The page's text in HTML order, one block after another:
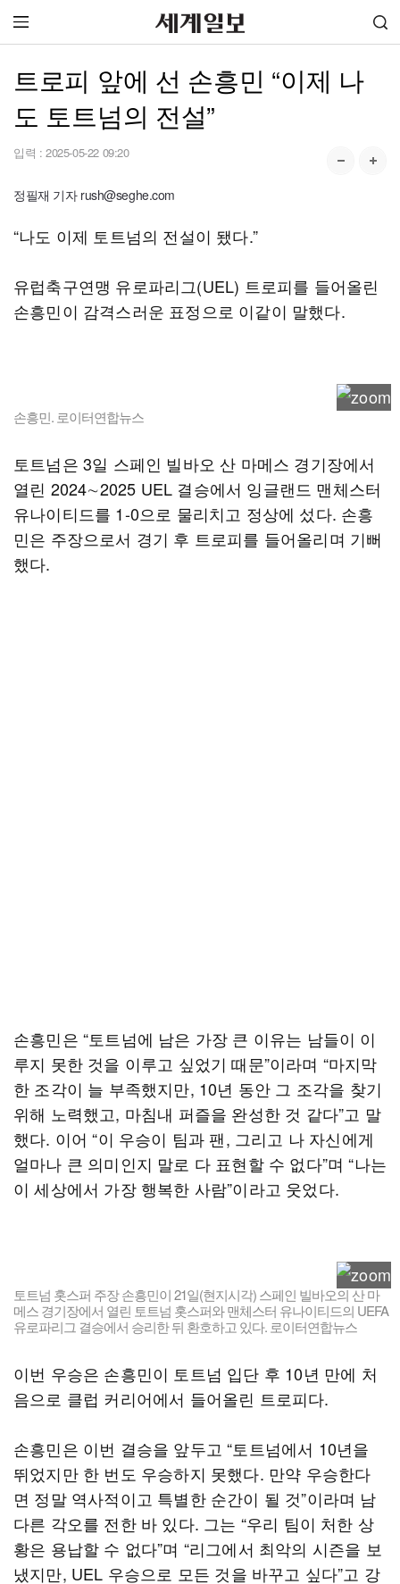
트로피 앞에 선 손흥민 “이제 나
도 토트넘의 전설”
입력 : 2025-05-22 09:20
정필재 기자 rush@seghe.com
“나도 이제 토트넘의 전설이 됐다.”
유럽축구연맹 유로파리그(UEL) 트로피를 들어올린
손흥민이 감격스러운 표정으로 이같이 말했다.
손흥민. 로이터연합뉴스
토트넘은 3일 스페인 빌바오 산 마메스 경기장에서
열린 2024∼2025 UEL 결승에서 잉글랜드 맨체스터
유나이티드를 1-0으로 물리치고 정상에 섰다. 손흥
민은 주장으로서 경기 후 트로피를 들어올리며 기뻐
했다.
손흥민은 “토트넘에 남은 가장 큰 이유는 남들이 이
루지 못한 것을 이루고 싶었기 때문”이라며 “마지막
한 조각이 늘 부족했지만, 10년 동안 그 조각을 찾기
위해 노력했고, 마침내 퍼즐을 완성한 것 같다”고 말
했다. 이어 “이 우승이 팀과 팬, 그리고 나 자신에게
얼마나 큰 의미인지 말로 다 표현할 수 없다”며 “나는
이 세상에서 가장 행복한 사람”이라고 웃었다.
토트넘 홋스퍼 주장 손흥민이 21일(현지시각) 스페인 빌바오의 산 마
메스 경기장에서 열린 토트넘 홋스퍼와 맨체스터 유나이티드의 UEFA
유로파리그 결승에서 승리한 뒤 환호하고 있다. 로이터연합뉴스
이번 우승은 손흥민이 토트넘 입단 후 10년 만에 처
음으로 클럽 커리어에서 들어올린 트로피다.
손흥민은 이번 결승을 앞두고 “토트넘에서 10년을
뛰었지만 한 번도 우승하지 못했다. 만약 우승한다
면 정말 역사적이고 특별한 순간이 될 것”이라며 남
다른 각오를 전한 바 있다. 그는 “우리 팀이 처한 상
황은 용납할 수 없다”며 “리그에서 최악의 시즌을 보
냈지만, UEL 우승으로 모든 것을 바꾸고 싶다”고 강